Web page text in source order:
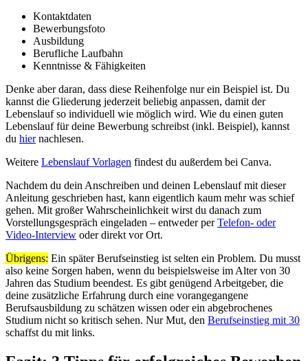
Kontaktdaten
Bewerbungsfoto
Ausbildung
Berufliche Laufbahn
Kenntnisse & Fähigkeiten
Denke aber daran, dass diese Reihenfolge nur ein Beispiel ist. Du
kannst die Gliederung jederzeit beliebig anpassen, damit der
Lebenslauf so individuell wie möglich wird. Wie du einen guten
Lebenslauf für deine Bewerbung schreibst (inkl. Beispiel), kannst
du hiernachlesen.
Weitere Lebenslauf Vorlagen findest du außerdem bei Canva.
Nachdem du dein Anschreiben und deinen Lebenslauf mit dieser
Anleitung geschrieben hast, kann eigentlich kaum mehr was schief
gehen. Mit großer Wahrscheinlichkeit wirst du danach zum
Vorstellungsgespräch eingeladen – entweder perTelefon- oder
Video-Interview oder direkt vor Ort.
Übrigens: Ein später Berufseinstieg ist selten ein Problem. Du musst
also keine Sorgen haben, wenn du beispielsweise im Alter von 30
Jahren das Studium beendest. Es gibt genügend Arbeitgeber, die
deine zusätzliche Erfahrung durch eine vorangegangene
Berufsausbildung zu schätzen wissen oder ein abgebrochenes
Studium nicht so kritisch sehen. Nur Mut, den Berufseinstieg mit 30
schaffst du mit links.